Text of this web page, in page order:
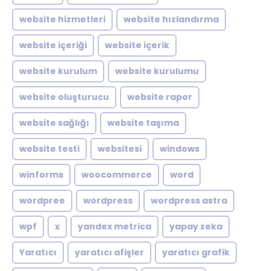
website hizmetleri website hızlandırma
website içeriği website içerik
website kurulum website kurulumu
website oluşturucu website rapor
website sağlığı website taşıma
website testi websitesi windows
winforms woocommerce word
wordpree wordpress wordpress astra
wpf x yandex metrica yapay zeka
Yaratıcı yaratıcı afişler yaratıcı grafik